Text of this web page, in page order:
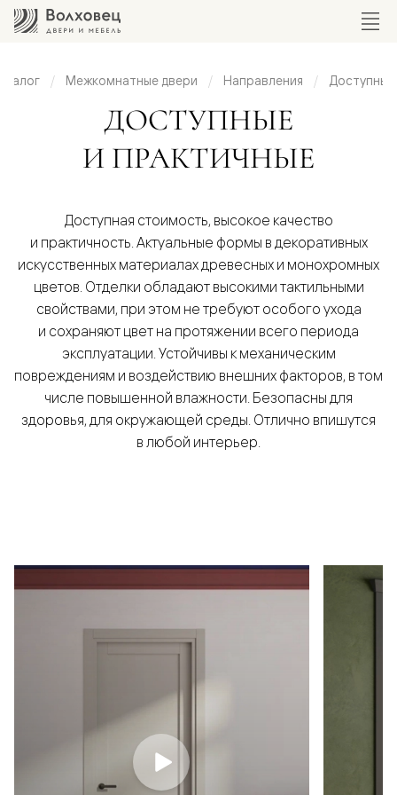
Межкомнатные двери Направления
ДОСТУПНЫЕ
И ПРАКТИЧНЫЕ
Доступная стоимость, высокое качество
и практичность. Актуальные формы в декоративных
искусственных материалах древесных и монохромных
цветов. Отделки обладают высокими тактильными
свойствами, при этом не требуют особого ухода
и сохраняют цвет на протяжении всего периода
эксплуатации. Устойчивы к механическим
повреждениям и воздействию внешних факторов, в том
числе повышенной влажности. Безопасны для
здоровья, для окружающей среды. Отлично впишутся
в любой интерьер.